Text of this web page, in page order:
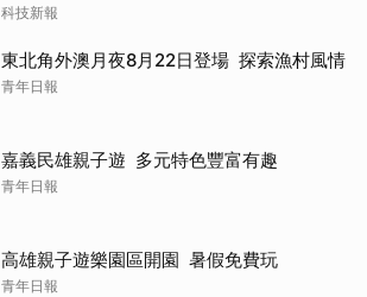
科技新報
東北角外澳月夜8月22日登場 探索漁村風情
青年日報
嘉義民雄親子遊 多元特色豐富有趣
青年日報
高雄親子遊樂園區開園 暑假免費玩
青年日報